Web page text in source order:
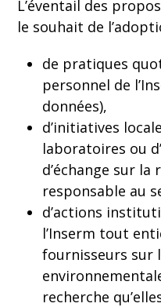
L’éventail des
le souhait de
de pratiques
personnel de
données),
d’initiatives
laboratoires ou
d’échange sur
responsable au
d’actions
l’Inserm tout
fournisseurs sur
recherche